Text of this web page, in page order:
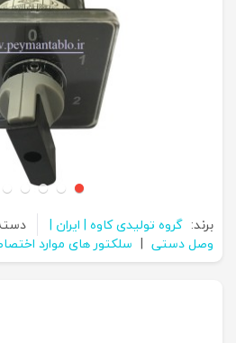
برند: گروه تولیدی کاوه | ایران |
وصل دستی | سلکتور های موارد